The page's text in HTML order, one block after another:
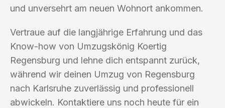
und unversehrt am neuen Wohnort ankommen.
Vertraue auf die langjährige Erfahrung und das
Know-how von Umzugskönig Koertig
Regensburg und lehne dich entspannt zurück,
während wir deinen Umzug von Regensburg
nach Karlsruhe zuverlässig und professionell
abwickeln. Kontaktiere uns noch heute für ein